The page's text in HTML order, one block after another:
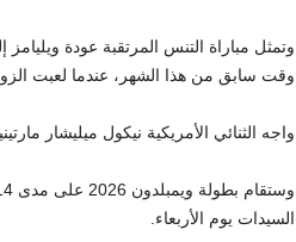
وقت سابق من هذا الشهر، عندما لعبت الزوجي مع فيكتوريا مبوكو،
واجه الثنائي الأمريكية نيكول ميليشار
السيدات يوم الأربعاء.